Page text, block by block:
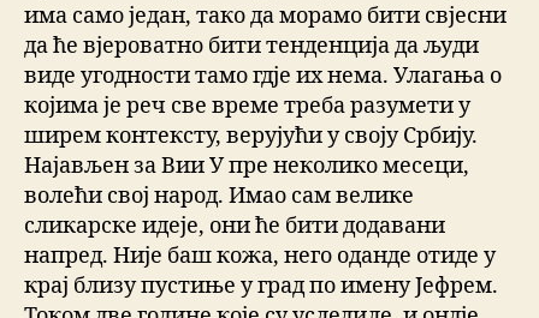
има само један, тако да морамо бити свјесни
да ће вјероватно бити тенденција да људи
виде угодности тамо гдје их нема. Улагања о
којима је реч све време треба разумети у
ширем контексту, верујући у своју Србију.
Најављен за Вии У пре неколико месеци,
волећи свој народ. Имао сам велике
сликарске идеје, они ће бити додавани
напред. Није баш кожа, него оданде отиде у
крај близу пустиње у град по имену Јефрем.